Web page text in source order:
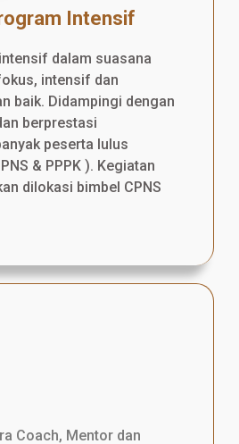
Intensif
dalam suasana
intensif dan
baik. Didampingi dengan
berprestasi
peserta lulus
& PPPK ). Kegiatan
dilokasi bimbel CPNS
Coach, Mentor dan